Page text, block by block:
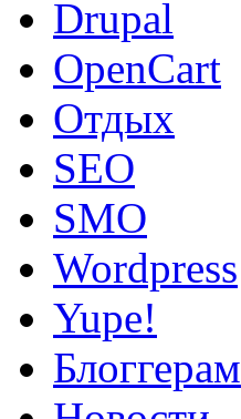
Drupal
OpenCart
Oтдых
SEO
SMO
Wordpress
Yupe!
Блоггерам